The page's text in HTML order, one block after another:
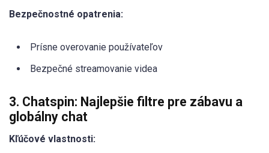
Bezpečnostné opatrenia:
Prísne overovanie používateľov
Bezpečné streamovanie videa
3. Chatspin: Najlepšie filtre pre zábavu a
globálny chat
Kľúčové vlastnosti: